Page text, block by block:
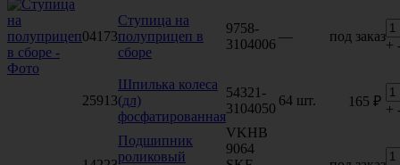
04173
Ступица на
полуприцеп в
сборе
9758-
3104006
— под заказ
+
25913
Шпилька колеса
(дл)
фосфатированная
54321-
3104050
64 шт. 165 ₽
+
Подшипник
роликовый
VKHB
9064